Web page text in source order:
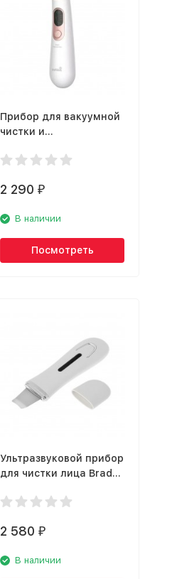
Прибор для вакуумной
чистки и
WellSkins WX-HT100
2 290₽
В наличии
Посмотреть
Ультразвуковой прибор
для чистки лица Bradex
2 580₽
В наличии